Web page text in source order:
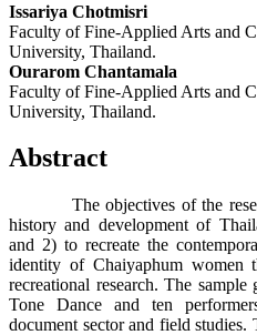
Issariya Chotmisri
Faculty of Fine-Applied Arts and
University, Thailand.
Ourarom Chantamala
Faculty of Fine-Applied Arts and
University, Thailand.
Abstract
The objectives of the
history and development of
and 2) to recreate the
identity of Chaiyaphum women
recreational research. The
Tone Dance and ten
document sector and field